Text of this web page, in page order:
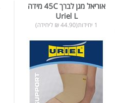
אוריאל מגן לברך 45C מידה
Uriel L
1 יחידות(44.90 ₪ ליחידה)